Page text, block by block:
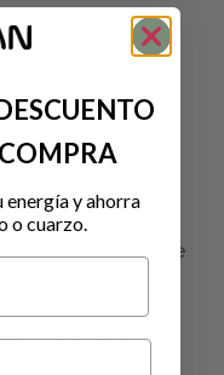
DE
partecitas de
que
espacios
energía y ahorra
o cuarzo.